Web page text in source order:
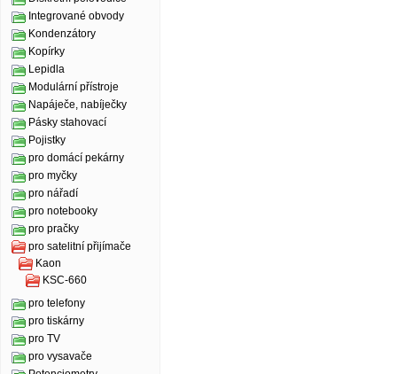
Integrované obvody
Kondenzátory
Kopírky
Lepidla
Modulární přístroje
Napáječe, nabíječky
Pásky stahovací
Pojistky
pro domácí pekárny
pro myčky
pro nářadí
pro notebooky
pro pračky
pro satelitní přijímače
Kaon
KSC-660
pro telefony
pro tiskárny
pro TV
pro vysavače